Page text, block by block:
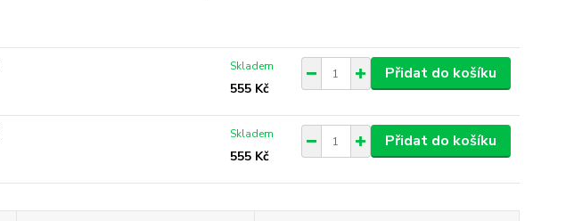
555 Kč
Skladem Přidat do košíku
555 Kč
Skladem Přidat do košíku